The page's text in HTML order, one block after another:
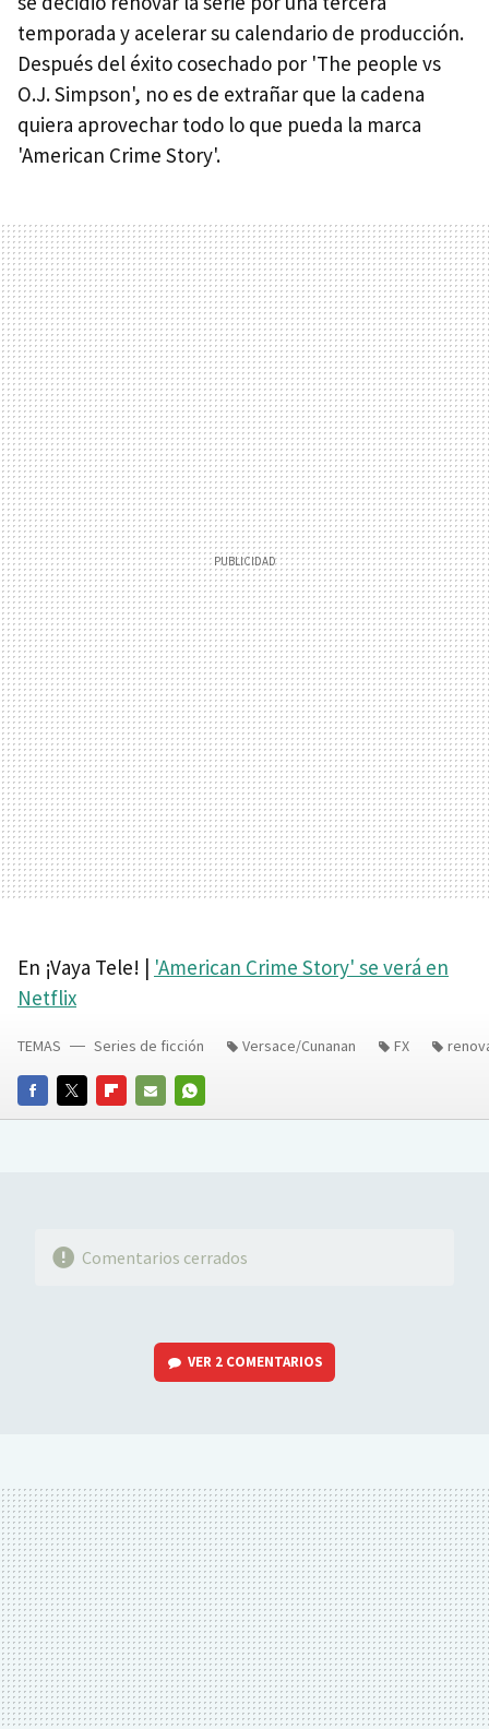
temporada y acelerar su calendario de producción.
Después del éxito cosechado por 'The people vs
O.J. Simpson', no es de extrañar que la cadena
quiera aprovechar todo lo que pueda la marca
'American Crime Story'.
En ¡Vaya Tele! | 'American Crime Story' se verá en
Netflix
FACEBOOKTWITTERFLIPBOARD
E-
WHATSAPP
TEMAS Series de ficción Versace/Cunanan FX
Comentarios cerrados
VER 2 COMENTARIOS